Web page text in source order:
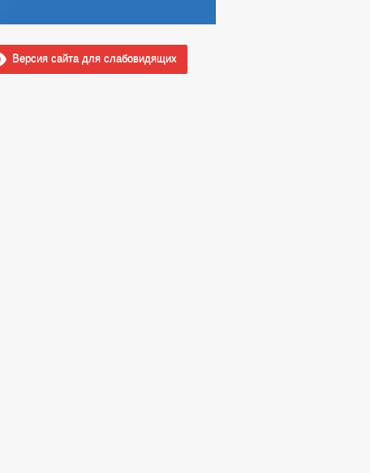
Версия сайта для слабовидящих